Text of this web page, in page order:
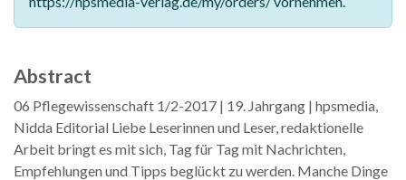
Abstract
06 Pflegewissenschaft 1/2-2017 | 19. Jahrgang | hpsmedia,
Nidda Editorial Liebe Leserinnen und Leser, redaktionelle
Arbeit bringt es mit sich, Tag für Tag mit Nachrichten,
Empfehlungen und Tipps beglückt zu werden. Manche Dinge